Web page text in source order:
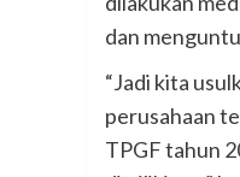
dan
“Jadi kita
perusahaan
TPGF tahun